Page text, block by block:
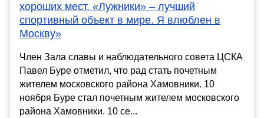
хороших мест. «Лужники» – лучший
спортивный объект в мире. Я влюблен в
Москву»
Член Зала славы и наблюдательного совета ЦСКА
Павел Буре отметил, что рад стать почетным
жителем московского района Хамовники. 10
ноября Буре стал почетным жителем московского
района Хамовники. 10 се...